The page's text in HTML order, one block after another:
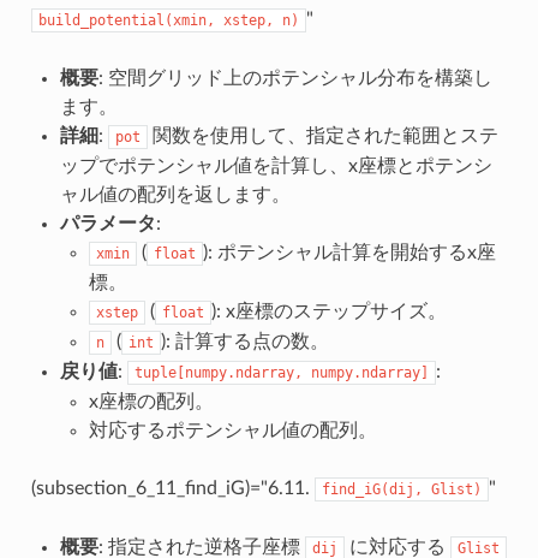
build_potential(xmin, xstep, n) "
概要: 空間グリッド上のポテンシャル分布を構築し
ます。
詳細: pot
関数を使用して、指定された範囲とステ
ップでポテンシャル値を計算し、x座標とポテンシ
ャル値の配列を返します。
パラメータ:
xmin ( float ): ポテンシャル計算を開始するx座
標。
xstep ( float ): x座標のステップサイズ。
n ( int ): 計算する点の数。
戻り値: tuple[numpy.ndarray, numpy.ndarray]
:
x座標の配列。
対応するポテンシャル値の配列。
(subsection_6_11_find_iG)="6.11. find_iG(dij, Glist) "
概要: 指定された逆格子座標 dij に対応する Glist